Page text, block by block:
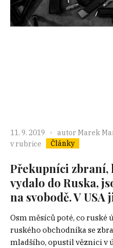
11. 9. 2019 autor Marek
v rubrice
Články
Překupníci zbraní,
vydalo do Ruska,
na svobodě. V
Osm měsíců poté, co ruské
ruského obchodníka se
mladšího, opustil věznici v